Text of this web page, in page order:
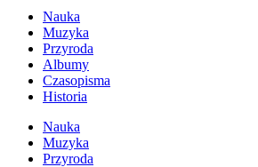
Nauka
Muzyka
Przyroda
Albumy
Czasopisma
Historia
Nauka
Muzyka
Przyroda